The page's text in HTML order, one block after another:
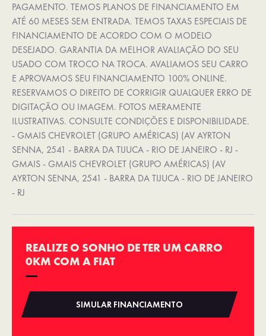
PAGAMENTO. TEMOS PLANOS DE FINANCIAMENTO EM
ATÉ 60 MESES SEM ENTRADA. TEMOS TAXAS ESPECIAIS DE
FINANCIAMENTO DE ACORDO COM O MODELO
DESEJADO. GARANTIA DA MELHOR AVALIAÇÃO DO SEU
USADO COM TROCO NA TROCA. AVALIAMOS SEU CARRO
E APROVAMOS SEU FINANCIAMENTO 100% ONLINE.
RESERVAMOS O DIREITO DE CORRIGIR QUALQUER ERRO DE
DIGITAÇÃO OU IMAGEM. FOTOS MERAMENTE
ILUSTRATIVAS. CONSULTE CONDIÇÕES E DISPONIBILIDADE.
- GMAIS CHEVROLET (GRUPO AMÉRICAS) (AV AYRTON
SENNA, 2541 - BARRA DA TIJUCA - RIO DE JANEIRO - RJ -
GMAIS - GMAIS CHEVROLET (GRUPO AMÉRICAS) (AV
AYRTON SENNA, 2541 - BARRA DA TIJUCA - RIO DE JANEIRO
- RJ
REALIZE O SONHO DE TER UM CARRO
0KM COM A FIAT
SIMULAR FINANCIAMENTO